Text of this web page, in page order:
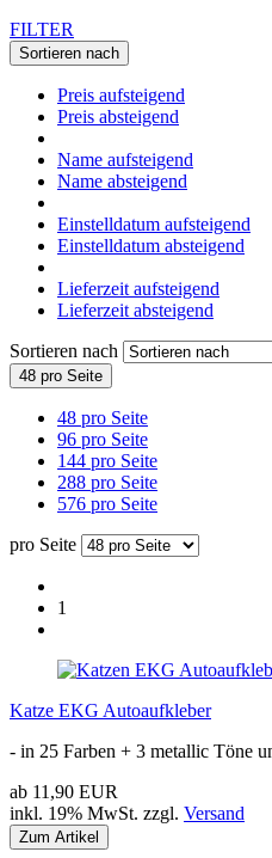
FILTER
Sortieren nach
Preis aufsteigend
Preis absteigend
Name aufsteigend
Name absteigend
Einstelldatum aufsteigend
Einstelldatum absteigend
Lieferzeit aufsteigend
Lieferzeit absteigend
Sortieren nach
48 pro Seite
48 pro Seite
96 pro Seite
144 pro Seite
288 pro Seite
576 pro Seite
pro Seite
1
Katze EKG Autoaufkleber
- in 25 Farben + 3 metallic Töne
ab 11,90 EUR
inkl. 19% MwSt. zzgl. Versand
Zum Artikel